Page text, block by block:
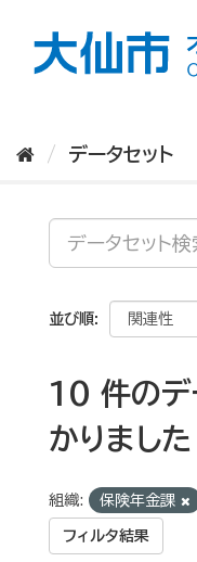
データセット
並び順
10 件のデ
かりました
組織: 保険年金課
フィルタ結果